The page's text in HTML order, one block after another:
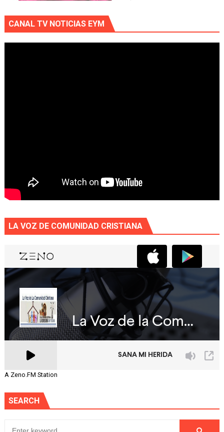
CANAL TV NOTICIAS EYM
LA VOZ DE COMUNIDAD CRISTIANA
A Zeno.FM Station
SEARCH